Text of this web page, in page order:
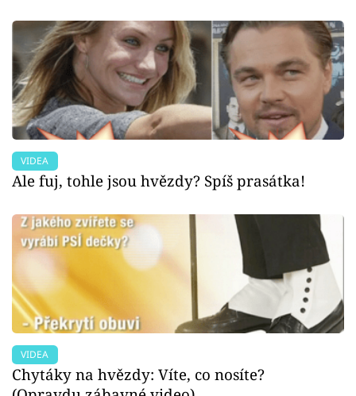
VIDEA
Ale fuj, tohle jsou hvězdy? Spíš prasátka!
VIDEA
Chytáky na hvězdy: Víte, co nosíte?